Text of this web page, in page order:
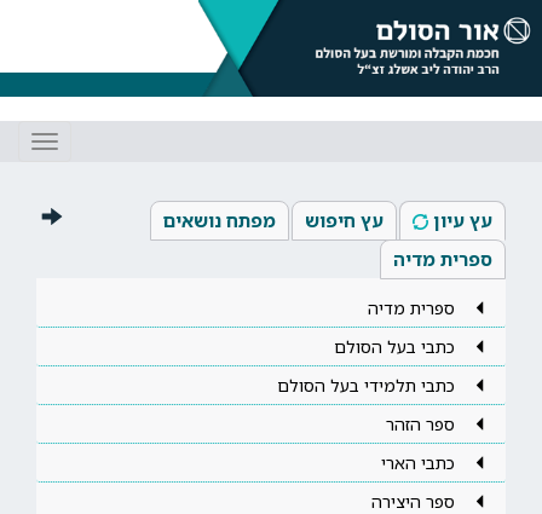
עץ עיון עץ חיפוש
מפתח נושאים
ספרית מדיה
ספרית מדיה
כתבי בעל הסולם
כתבי תלמידי בעל הסולם
ספר הזהר
כתבי הארי
ספר היצירה